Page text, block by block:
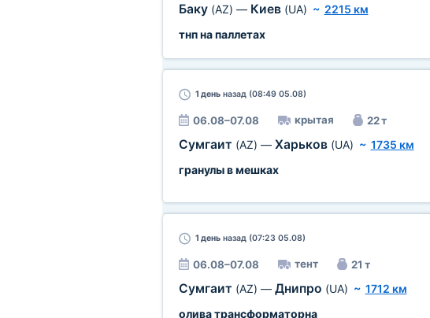
Баку (AZ) — Киев (UA) ~ 2215 км
тнп на паллетах
1 деньназад (08:49 05.08)
06.08–07.08 крытая 22 т
Сумгаит (AZ) — Харьков (UA) ~ 1735 км
гранулы в мешках
1 деньназад (07:23 05.08)
06.08–07.08 тент 21 т
Сумгаит (AZ) — Днипро (UA) ~ 1712 км
олива трансформаторна